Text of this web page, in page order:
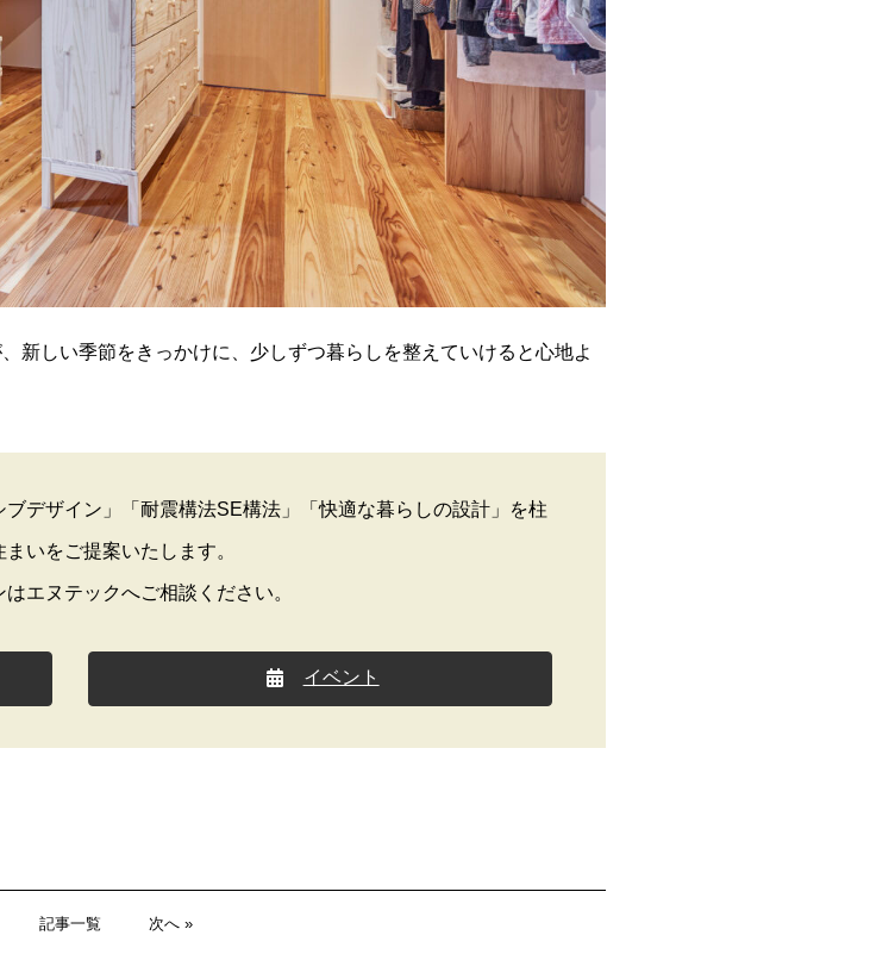
新しい季節をきっかけに、少しずつ暮らしを整えていけると心地よ
デザイン」「耐震構法SE構法」「快適な暮らしの設計」を柱
いをご提案いたします。
エヌテックへご相談ください。
イベント
記事一覧 次へ »